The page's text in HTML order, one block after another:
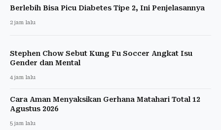
Berlebih Bisa Picu Diabetes Tipe 2, Ini Penjelasannya
2 jam lalu
Stephen Chow Sebut Kung Fu Soccer Angkat Isu
Gender dan Mental
4 jam lalu
Cara Aman Menyaksikan Gerhana Matahari Total 12
Agustus 2026
5 jam lalu